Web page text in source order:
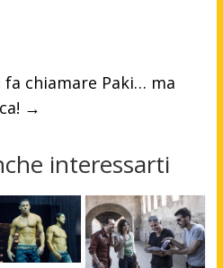
fa chiamare Paki… ma
→
interessarti